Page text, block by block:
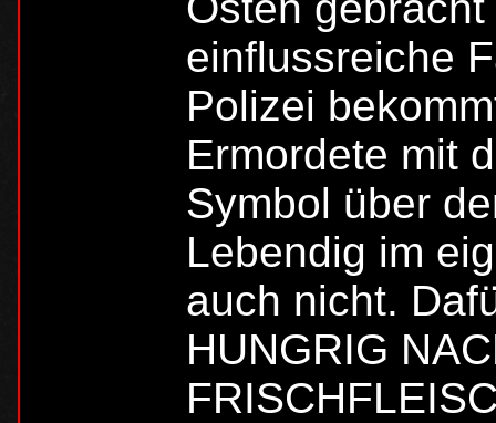
einflussreiche
Polizei
Ermordete mit
Symbol über
Lebendig im
auch nicht.
HUNGRIG